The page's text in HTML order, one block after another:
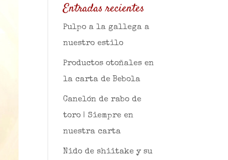
Entradas recientes
Pulpo a la gallega a
nuestro estilo
Productos otoñales en
la carta de Bebola
Canelón de rabo de
toro | Siempre en
nuestra carta
Nido de shiitake y su